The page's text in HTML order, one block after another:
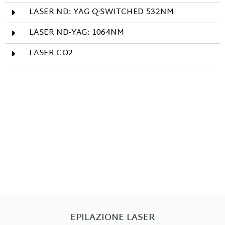
LASER ND: YAG Q-SWITCHED 532NM
LASER ND-YAG: 1064NM​
LASER CO2
EPILAZIONE LASER